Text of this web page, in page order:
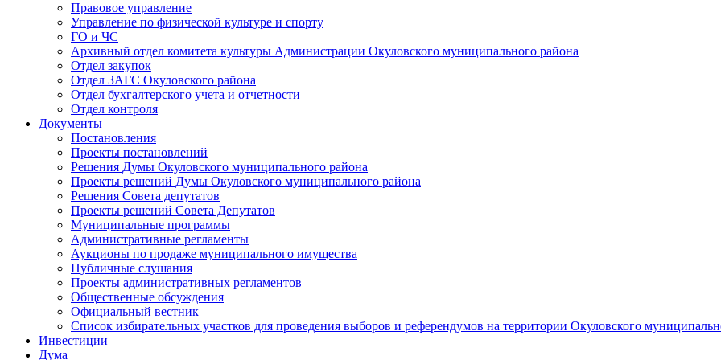
Правовое управление
Управление по физической культуре и спорту
ГО и ЧС
Архивный отдел комитета культуры Администрации Окуловского муниципального района
Отдел закупок
Отдел ЗАГС Окуловского района
Отдел бухгалтерского учета и отчетности
Отдел контроля
Документы
Постановления
Проекты постановлений
Решения Думы Окуловского муниципального района
Проекты решений Думы Окуловского муниципального района
Решения Совета депутатов
Проекты решений Совета Депутатов
Муниципальные программы
Административные регламенты
Аукционы по продаже муниципального имущества
Публичные слушания
Проекты административных регламентов
Общественные обсуждения
Официальный вестник
Список избирательных участков для проведения выборов и референдумов на территории Окуловского
Инвестиции
Дума